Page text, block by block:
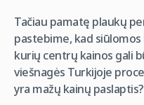
Tačiau pamatę plaukų
pastebime, kad siūlomos
kurių centrų kainos gali
viešnagės Turkijoje
yra mažų kainų